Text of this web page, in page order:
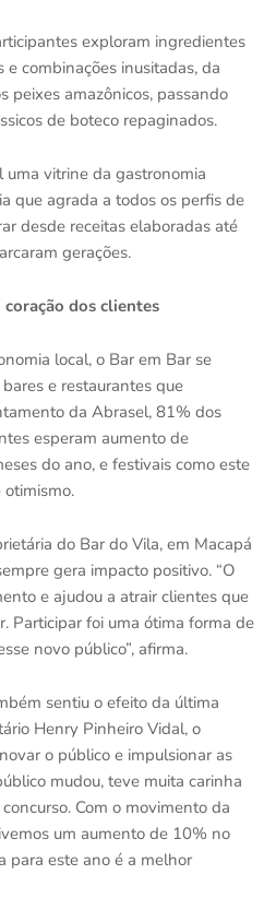
exploram ingredientes
e combinações inusitadas, da
peixes amazônicos, passando
de boteco repaginados.
vitrine da gastronomia
que agrada a todos os perfis de
desde receitas elaboradas até
gerações.
dos clientes
local, o Bar em Bar se
e restaurantes que
da Abrasel, 81% dos
esperam aumento de
do ano, e festivais como este
do Bar do Vila, em Macapá
gera impacto positivo. “O
e ajudou a atrair clientes que
Participar foi uma ótima forma de
novo público”, afirma.
sentiu o efeito da última
Henry Pinheiro Vidal, o
o público e impulsionar as
mudou, teve muita carinha
Com o movimento da
um aumento de 10% no
para este ano é a melhor